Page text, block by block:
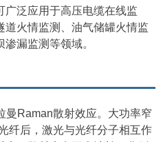
广泛应用于高压电缆在线监
道火情监测、油气储罐火情监
漏监测等领域。
Raman散射效应。大功率窄
纤后，激光与光纤分子相互作